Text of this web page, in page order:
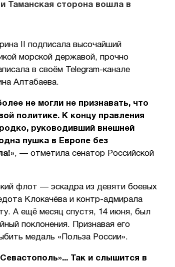
Таманская сторона вошла в
II подписала высочайший
морской державой, прочно
в своём Telegram-канале
Алтабаева.
не могли не признавать, что
политике. К концу правления
руководивший внешней
пушка в Европе без
, — отметила сенатор Российской
флот — эскадра из девяти боевых
Клокачёва и контр-адмирала
А ещё месяц спустя, 14 июня, был
поклонения. Признавая его
медаль «Польза России».
Так и слышится в